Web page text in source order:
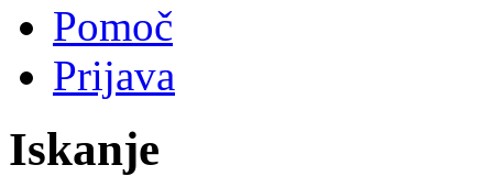
Pomoč
Prijava
Iskanje